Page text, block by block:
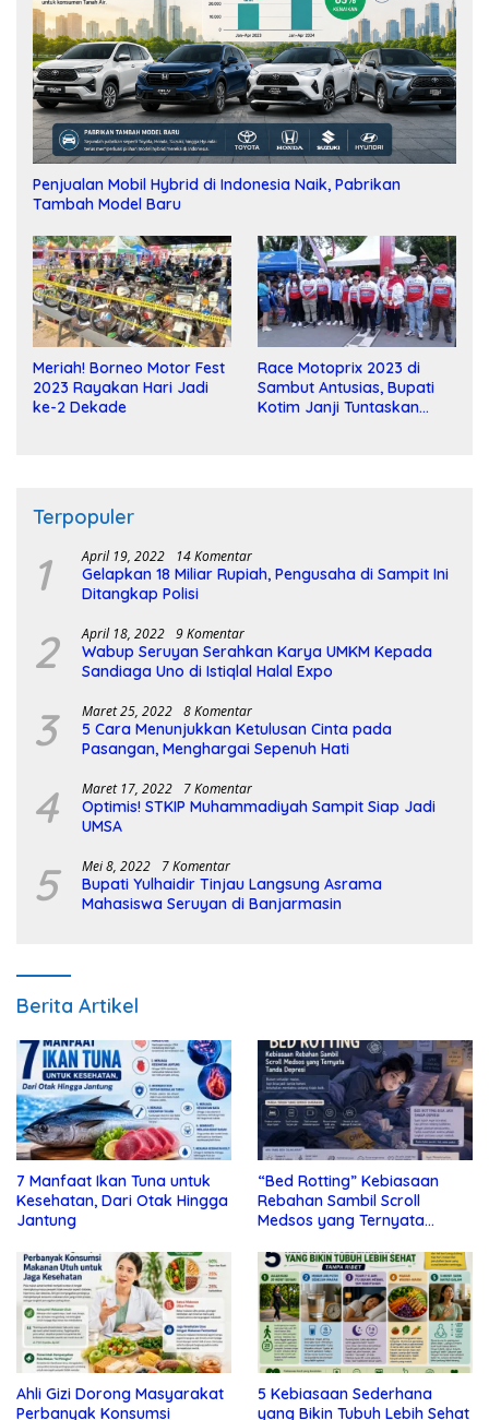
Penjualan Mobil Hybrid di Indonesia Naik, Pabrikan
Tambah Model Baru
Meriah! Borneo Motor Fest
2023 Rayakan Hari Jadi
ke-2 Dekade
Race Motoprix 2023 di
Sambut Antusias, Bupati
Kotim Janji Tuntaskan
Terpopuler
1 April 19, 2022 14 Komentar
Gelapkan 18 Miliar Rupiah, Pengusaha di Sampit Ini
Ditangkap Polisi
2 April 18, 2022 9 Komentar
Wabup Seruyan Serahkan Karya UMKM Kepada
Sandiaga Uno di Istiqlal Halal Expo
3 Maret 25, 2022 8 Komentar
5 Cara Menunjukkan Ketulusan Cinta pada
Pasangan, Menghargai Sepenuh Hati
4 Maret 17, 2022 7 Komentar
Optimis! STKIP Muhammadiyah Sampit Siap Jadi
UMSA
5 Mei 8, 2022 7 Komentar
Bupati Yulhaidir Tinjau Langsung Asrama
Mahasiswa Seruyan di Banjarmasin
Berita Artikel
7 Manfaat Ikan Tuna untuk
Kesehatan, Dari Otak Hingga
Jantung
“Bed Rotting” Kebiasaan
Rebahan Sambil Scroll
Medsos yang Ternyata
Ahli Gizi Dorong Masyarakat
Perbanyak Konsumsi
5 Kebiasaan Sederhana
yang Bikin Tubuh Lebih Sehat